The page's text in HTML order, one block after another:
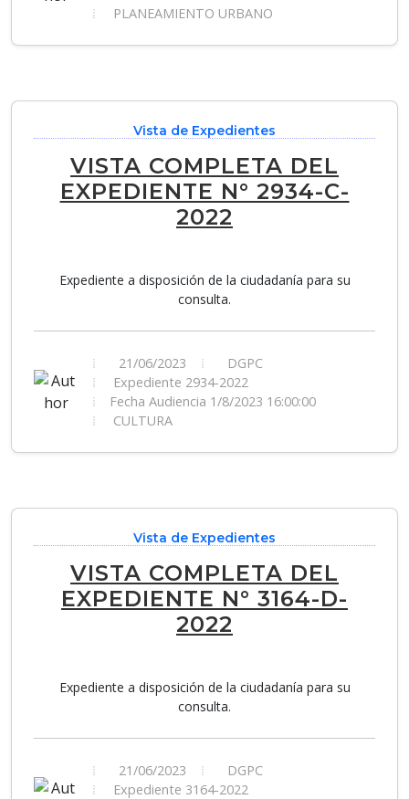
PLANEAMIENTO URBANO
Vista de Expedientes
VISTA COMPLETA DEL
EXPEDIENTE N° 2934-C-
2022
Expediente a disposición de la ciudadanía para su
consulta.
21/06/2023
DGPC
Expediente 2934-2022
Fecha Audiencia 1/8/2023 16:00:00
CULTURA
Vista de Expedientes
VISTA COMPLETA DEL
EXPEDIENTE N° 3164-D-
2022
Expediente a disposición de la ciudadanía para su
consulta.
21/06/2023
DGPC
Expediente 3164-2022